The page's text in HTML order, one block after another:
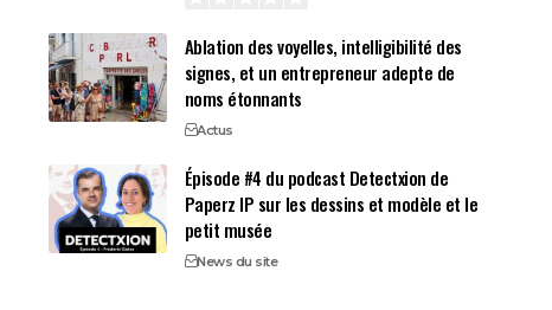
Ablation des voyelles, intelligibilité des
signes, et un entrepreneur adepte de
noms étonnants
Actus
Épisode #4 du podcast Detectxion de
Paperz IP sur les dessins et modèle et le
petit musée
News du site